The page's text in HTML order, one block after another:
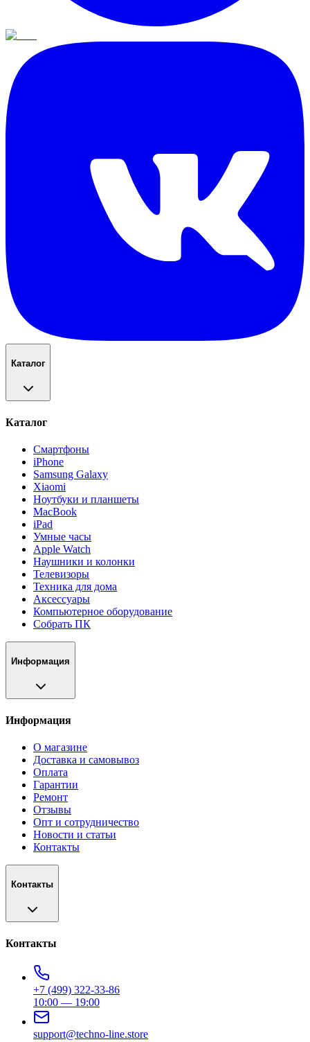
Каталог
Каталог
Смартфоны
iPhone
Samsung Galaxy
Xiaomi
Ноутбуки и планшеты
MacBook
iPad
Умные часы
Apple Watch
Наушники и колонки
Телевизоры
Техника для дома
Аксессуары
Компьютерное оборудование
Собрать ПК
Информация
Информация
О магазине
Доставка и самовывоз
Оплата
Гарантии
Ремонт
Отзывы
Опт и сотрудничество
Новости и статьи
Контакты
Контакты
Контакты
+7 (499) 322-33-86
10:00 — 19:00
support@techno-line.store